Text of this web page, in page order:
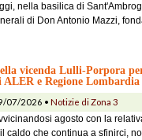
nella basilica di
di Don Antonio Mazzi,
vicenda Lulli-Porpora
ALER e Regione Lombardia
07/2026 • Notizie di Zona 3
agosto con la
caldo che continua a sfinirci,